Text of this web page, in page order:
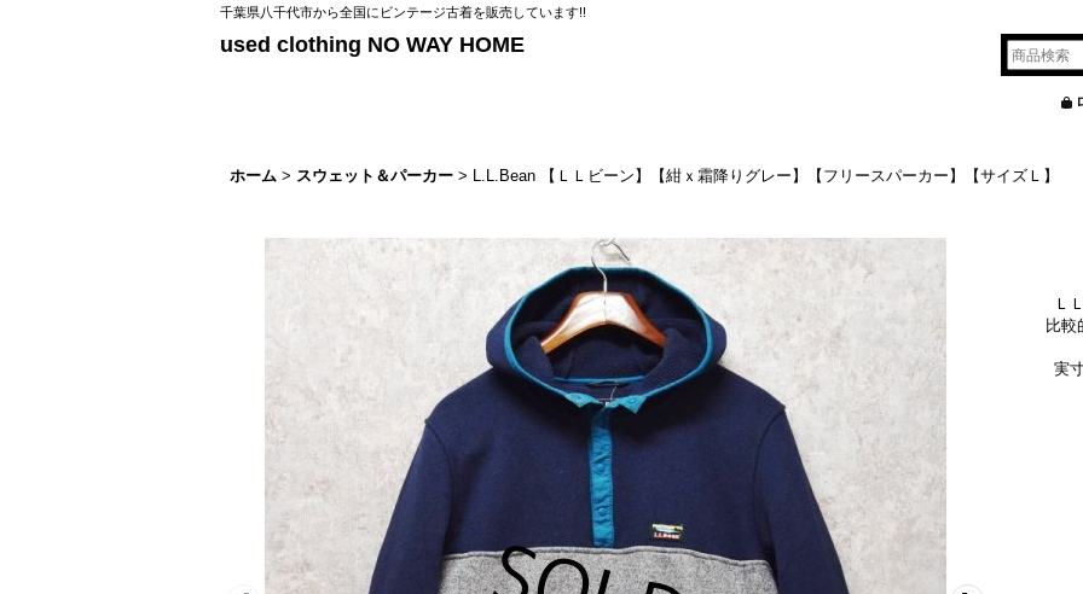
千葉県八千代市から全国にビンテージ古着を販売しています!!
used clothing NO WAY HOME
ホーム > スウェット＆パーカー > L.L.Bean 【ＬＬビーン】【紺ｘ霜降りグレー】【フリースパーカー】【サイズＬ】
Ｌ
比較
実